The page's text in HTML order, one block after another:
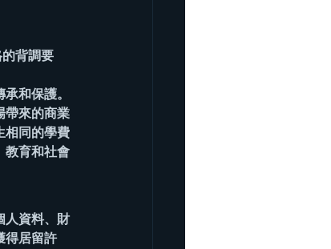
背調要
和保護。
帶來的商業
相同的學費
教育和社會
人資料、財
得居留許